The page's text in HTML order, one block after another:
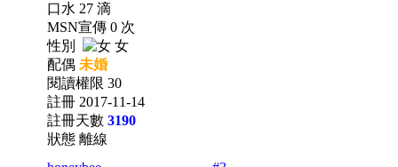
口水 27 滴
MSN宣傳 0 次
性別
女
配偶 未婚
閱讀權限 30
註冊 2017-11-14
註冊天數 3190
狀態 離線